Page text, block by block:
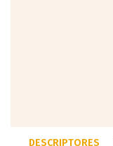
DESCRIPTORES